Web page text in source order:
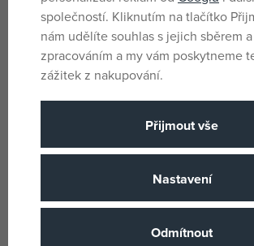
Pohlaví Pro
Baterie Ne
Baterie součást balení
společností. Kliknutím na tlačítko
nám udělíte souhlas s jejich sběrem a
zpracováním a my vám poskytneme
zážitek z nakupování.
Přijmout vše
Nastavení
Odmítnout